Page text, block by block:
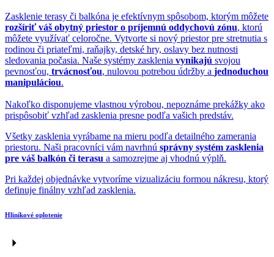
Zasklenie terasy či balkóna je efektívnym spôsobom, ktorým môžete
rozšíriť váš obytný priestor o príjemnú oddychovú zónu, ktorú
môžete využívať celoročne. Vytvorte si nový priestor pre stretnutia s
rodinou či priateľmi, raňajky, detské hry, oslavy bez nutnosti
sledovania počasia. Naše systémy zasklenia vynikajú svojou
pevnosťou, trvácnosťou, nulovou potrebou údržby a jednoduchou
manipuláciou.
Nakoľko disponujeme vlastnou výrobou, nepoznáme prekážky ako
prispôsobiť vzhľad zasklenia presne podľa vašich predstáv.
Všetky zasklenia vyrábame na mieru podľa detailného zamerania
priestoru. Naši pracovníci vám navrhnú správny systém zasklenia
pre váš balkón či terasu a samozrejme aj vhodnú výplň.
Pri každej objednávke vytvoríme vizualizáciu formou nákresu, ktorý
definuje finálny vzhľad zasklenia.
Hliníkové oplotenie